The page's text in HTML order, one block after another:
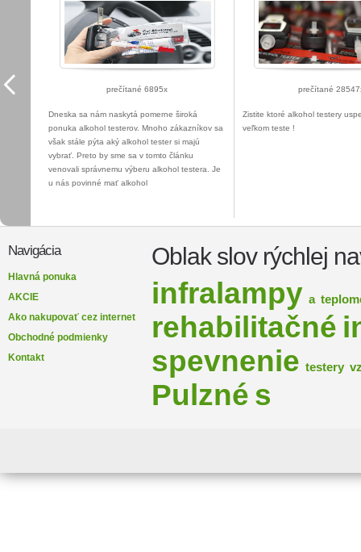
prečítané 6895x
Dneska sa nám naskytá pomerne široká
ponuka alkohol testerov. Mnoho zákazníkov sa
však stále pýta aký alkohol tester si majú
vybrať. Preto by sme sa v tomto článku
venovali správnemu výberu alkohol testera. Je
u nás povinné mať alkohol
prečítané
Zistite ktoré alkohol testery
veľkom teste !
Navigácia
Hlavná ponuka
AKCIE
Ako nakupovať cez internet
Obchodné podmienky
Kontakt
Oblak slov rýchlej
infralampy a
rehabilitačné
spevnenie testery
Pulzné s